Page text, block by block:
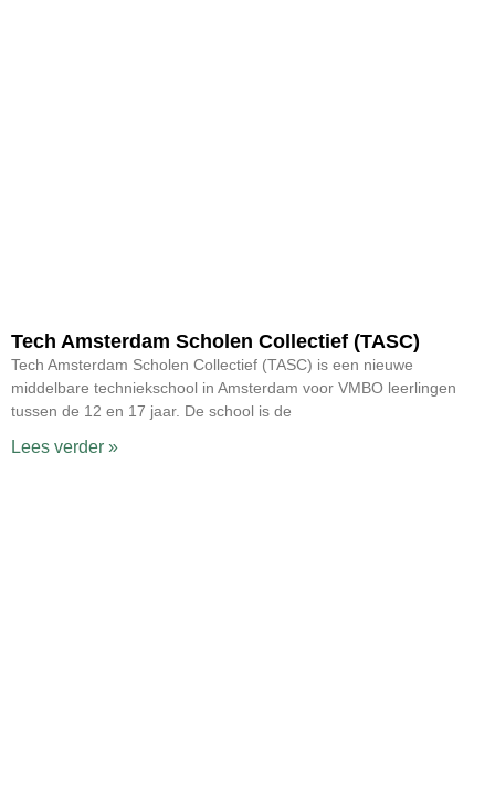
Tech Amsterdam Scholen Collectief (TASC)
Tech Amsterdam Scholen Collectief (TASC) is een nieuwe
middelbare techniekschool in Amsterdam voor VMBO leerlingen
tussen de 12 en 17 jaar. De school is de
Lees verder »